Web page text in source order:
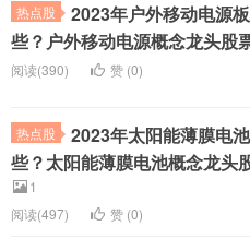
热点股
2023年户外移动电源
些？户外移动电源概念龙头股
阅读(390)
赞 (0)
热点股
2023年太阳能薄膜电
些？太阳能薄膜电池概念龙头
1
阅读(497)
赞 (0)